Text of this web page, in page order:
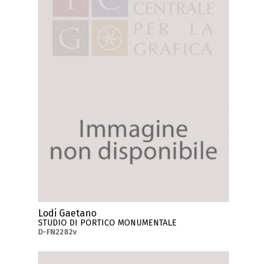
Lodi Gaetano
STUDIO DI PORTICO MONUMENTALE
D-FN2282v